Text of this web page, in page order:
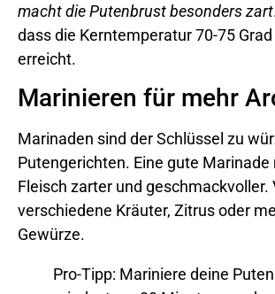
macht die Putenbrust besonders zart
dass die Kerntemperatur 70-75
erreicht.
Marinieren für mehr
Marinaden sind der Schlüssel zu
Putengerichten. Eine gute
Fleisch zarter und geschmackvoller.
verschiedene Kräuter, Zitrus oder
Gewürze.
Pro-Tipp: Mariniere deine